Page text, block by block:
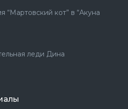
кот” в “Акуна
леди Дина